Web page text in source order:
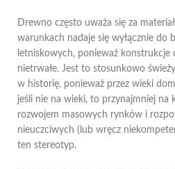
Drewno często uważa się za
warunkach nadaje się wyłącznie
letniskowych, ponieważ konstrukcje
nietrwałe. Jest to stosunkowo
w historię, ponieważ przez wieki
jeśli nie na wieki, to przynajmniej na
rozwojem masowych rynków i
nieuczciwych (lub wręcz
ten stereotyp.